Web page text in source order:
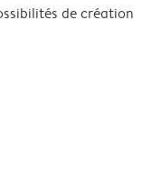
de création